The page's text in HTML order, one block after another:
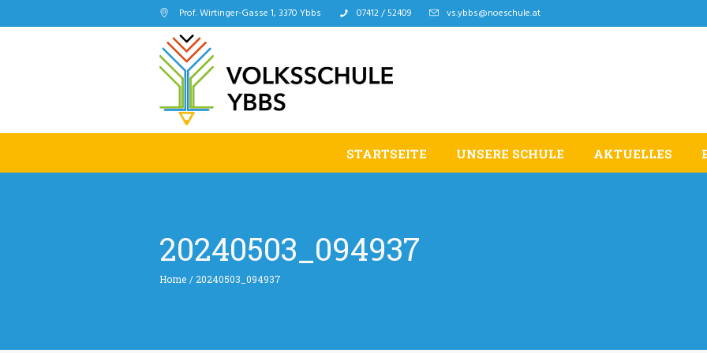
Prof. Wirtinger-Gasse 1, 3370 Ybbs 07412 / 52409 vs.ybbs@noeschule.at
STARTSEITE UNSERE SCHULE AKTUELLES
20240503_094937
Home / 20240503_094937